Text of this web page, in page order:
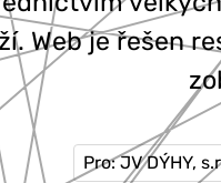
Web je řešen
Pro: JV DÝHY,